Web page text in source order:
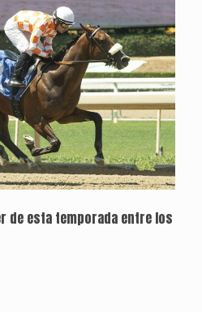
de esta temporada entre los